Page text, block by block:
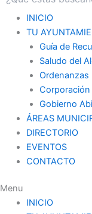
INICIO
TU
Guía de
Saludo del
Ordenanzas
Corporación
Gobierno
ÁREAS
DIRECTORIO
EVENTOS
CONTACTO
Menu
INICIO